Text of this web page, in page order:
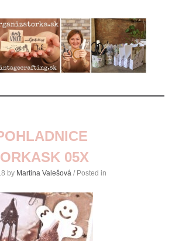
05X
by Martina Valešová / Posted in